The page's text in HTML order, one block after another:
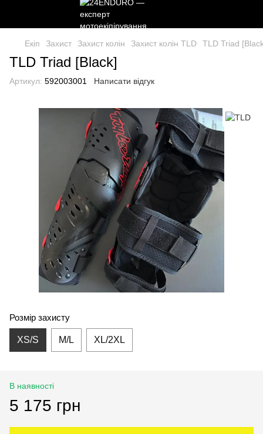
Екіп Захист Захист колін Захист колін TLD TLD Triad
TLD Triad [Black]
Артикул: 592003001 Написати відгук
Розмір захисту
XS/S M/L XL/2XL
В наявності
5 175 грн